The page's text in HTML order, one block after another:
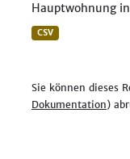
Hauptwohnung
CSV
Sie können dieses
Dokumentation)